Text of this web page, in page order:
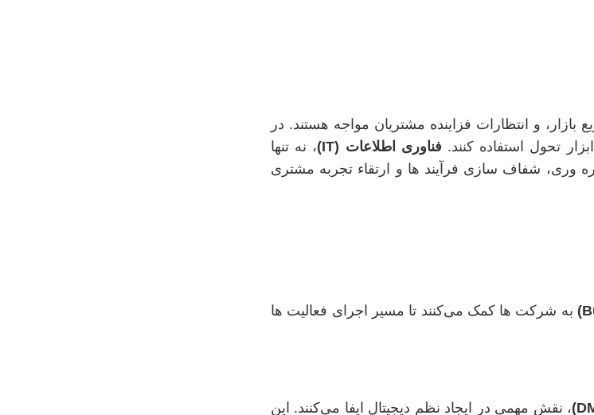
و انتظارات فزاینده مشتریان مواجه هستند. در
تحول استفاده کنند. فناوری اطلاعات (IT)
، نه‌ تنها
وری، شفاف‌ سازی فرآیند ها و ارتقاء تجربه مشتری
به شرکت‌ ها کمک می‌کنند تا مسیر اجرای فعالیت‌ ها
، نقش مهمی در ایجاد نظم دیجیتال ایفا می‌کنند. این